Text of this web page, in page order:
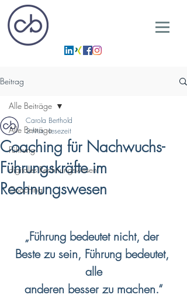
Beitrag
Alle Beiträge
Führung
digitales Rechnungswesen
Coaching
Alle Beiträge
Coaching für Nachwuchs-
Führungskräfte im
Rechnungswesen
Carola Berthold
2 Min. Lesezeit
„Führung bedeutet nicht, der
Beste zu sein, Führung bedeutet,
alle
anderen besser zu machen.“